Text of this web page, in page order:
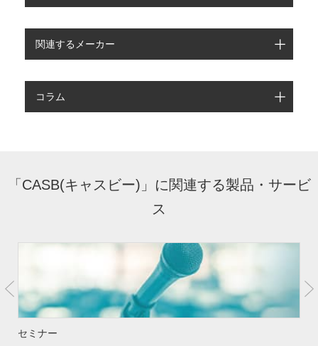
関連するメーカー
コラム
「CASB(キャスビー)」に関連する製品・サービ
ス
セミナー